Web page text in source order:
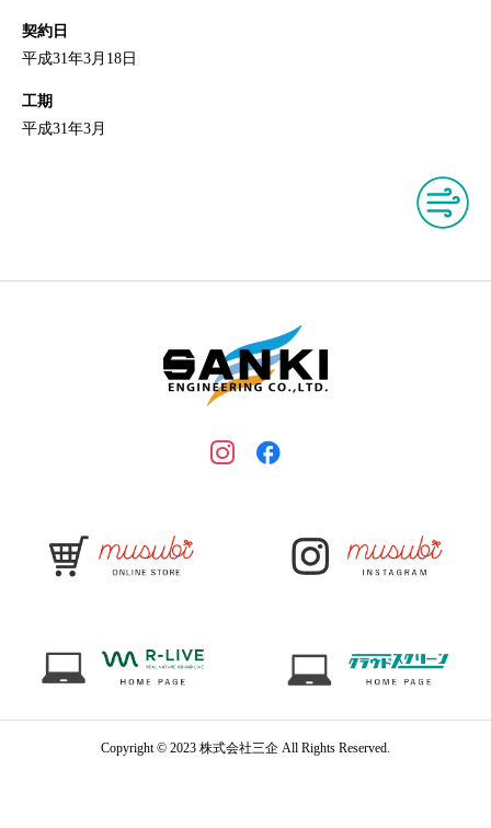
契約日
平成31年3月18日
工期
平成31年3月
Copyright © 2023 株式会社三企 All Rights Reserved.